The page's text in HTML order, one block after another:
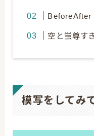
BeforeAfter
空と蛍尊す
模写をしてみ